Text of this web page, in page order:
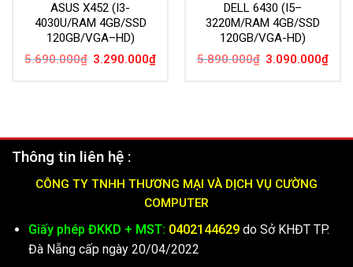
ASUS X452 (I3-
4030U/RAM 4GB/SSD
120GB/VGA–HD)
5.690.000₫ Giá
3.290.000₫Giá
DELL 6430 (I5–
3220M/RAM 4GB/SSD
120GB/VGA-HD)
5.890.000₫ Giá
3.090.000₫Giá
Thông tin liên hệ :
CÔNG TY TNHH THƯƠNG MẠI VÀ DỊCH VỤ CƯỜNG
COMPUTER
Giấy phép ĐKKD + MST: 0402144629do Sở KHĐT TP.
Đà Nẵng cấp ngày 20/04/2022